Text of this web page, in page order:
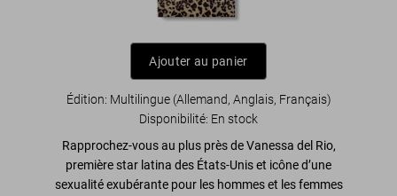
Ajouter au panier
Édition: Multilingue (Allemand, Anglais, Français)
Disponibilité: En stock
Rapprochez-vous au plus près de Vanessa del Rio,
première star latina des États-Unis et icône d’une
sexualité exubérante pour les hommes et les femmes